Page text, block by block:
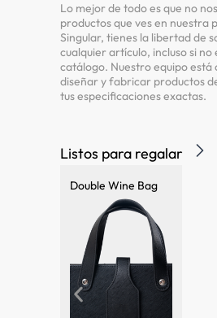
Lo mejor de todo es que no
productos que ves en nuestra
Singular, tienes la libertad de
cualquier artículo, incluso si
catálogo. Nuestro equipo
diseñar y fabricar productos
tus especificaciones exactas.
Listos para regalar
Double Wine Bag